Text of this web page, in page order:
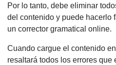
Por lo tanto, debe eliminar
del contenido y puede hacerlo
un corrector gramatical online.
Cuando cargue el contenido
resaltará todos los errores que